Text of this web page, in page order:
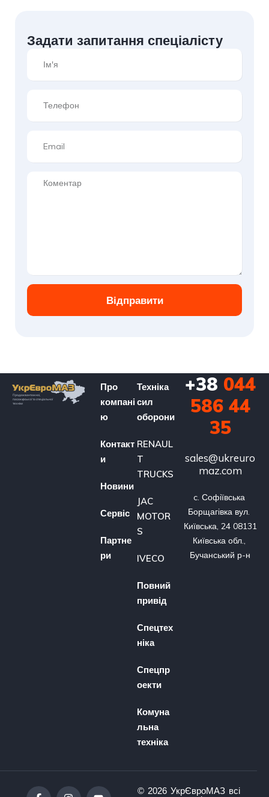
Задати запитання спеціалісту
Відправити
Про
компані
ю
Контакт
и
Новини
Сервіс
Партне
ри
Техніка
сил
оборони
RENAUL
T
TRUCKS
JAC
MOTOR
S
IVECO
Повний
привід
Спецтех
ніка
Спецпр
оекти
Комуна
льна
техніка
+38 044
586 44
35
sales@ukreuro
maz.com
c. Софіївська
Борщагівка вул.
Київська, 24 08131
Київська обл.,
Бучанський р-н
© 2026 УкрЄвроМАЗ всі